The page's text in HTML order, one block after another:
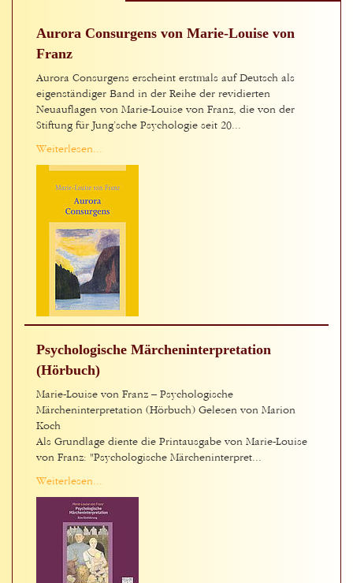
Aurora Consurgens von Marie-Louise von
Franz
Aurora Consurgens erscheint erstmals auf Deutsch als
eigenständiger Band in der Reihe der revidierten
Neuauflagen von Marie-Louise von Franz, die von der
Stiftung für Jung’sche Psychologie seit 20...
Weiterlesen...
Psychologische Märcheninterpretation
(Hörbuch)
Marie-Louise von Franz – Psychologische
Märcheninterpretation (Hörbuch) Gelesen von Marion
Koch
Als Grundlage diente die Printausgabe von Marie-Louise
von Franz: "Psychologische Märcheninterpret...
Weiterlesen...